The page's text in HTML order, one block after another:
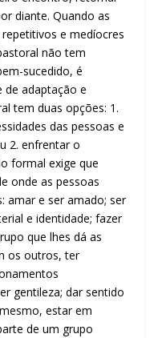
diante. Quando as
e medíocres
não tem
sucedido, é
de adaptação e
tem duas opções: 1.
das pessoas e
2. enfrentar o
formal exige que
onde as pessoas
amar e ser amado; ser
e identidade; fazer
que lhes dá as
os outros, ter
gentileza; dar sentido
estar em
de um grupo